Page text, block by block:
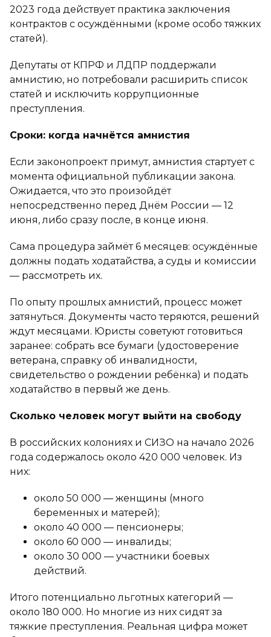
2023 года действует практика заключения
контрактов с осуждёнными (кроме особо тяжких
статей).
Депутаты от КПРФ и ЛДПР поддержали
амнистию, но потребовали расширить список
статей и исключить коррупционные
преступления.
Сроки: когда начнётся амнистия
Если законопроект примут, амнистия стартует с
момента официальной публикации закона.
Ожидается, что это произойдёт
непосредственно перед Днём России — 12
июня, либо сразу после, в конце июня.
Сама процедура займёт 6 месяцев: осуждённые
должны подать ходатайства, а суды и комиссии
— рассмотреть их.
По опыту прошлых амнистий, процесс может
затянуться. Документы часто теряются, решений
ждут месяцами. Юристы советуют готовиться
заранее: собрать все бумаги (удостоверение
ветерана, справку об инвалидности,
свидетельство о рождении ребёнка) и подать
ходатайство в первый же день.
Сколько человек могут выйти на свободу
В российских колониях и СИЗО на начало 2026
года содержалось около 420 000 человек. Из
них:
около 50 000 — женщины (много
беременных и матерей);
около 40 000 — пенсионеры;
около 60 000 — инвалиды;
около 30 000 — участники боевых
действий.
Итого потенциально льготных категорий —
около 180 000. Но многие из них сидят за
тяжкие преступления. Реальная цифра может